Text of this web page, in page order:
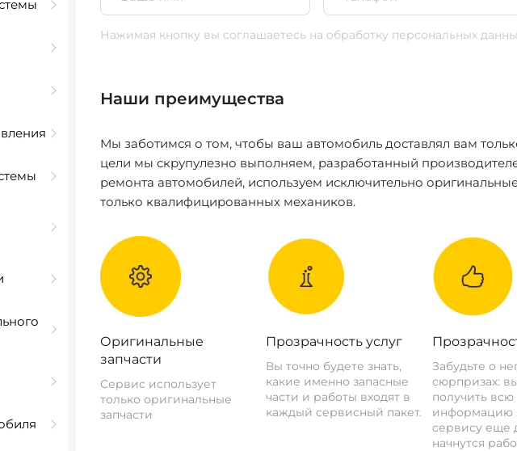
Нажимая кнопку вы соглашаетесь на обработку персональных
Наши преимущества
Мы заботимся о том, чтобы ваш автомобиль доставлял вам
цели мы скрупулезно выполняем, разработанный
ремонта автомобилей, используем исключительно
только квалифицированных механиков.
Оригинальные
запчасти
Сервис использует
только оригинальные
запчасти
Прозрачность услуг
Вы точно будете знать,
какие именно запасные
части и работы входят в
каждый сервисный пакет.
Забудьте о
сюрпризах:
получить всю
информацию
сервису еще
начнутся